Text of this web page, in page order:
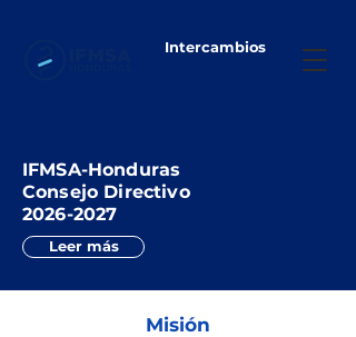
Intercambios
IFMSA-Honduras
Consejo Directivo
2026-2027
Leer más
Misión